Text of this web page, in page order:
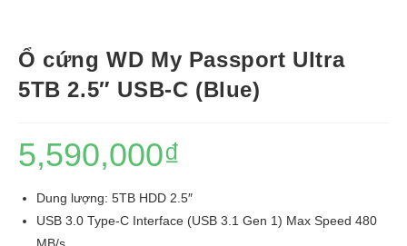
Ổ cứng WD My Passport Ultra
5TB 2.5″ USB-C (Blue)
5,590,000₫
Dung lượng: 5TB HDD 2.5″
USB 3.0 Type-C Interface (USB 3.1 Gen 1) Max Speed 480